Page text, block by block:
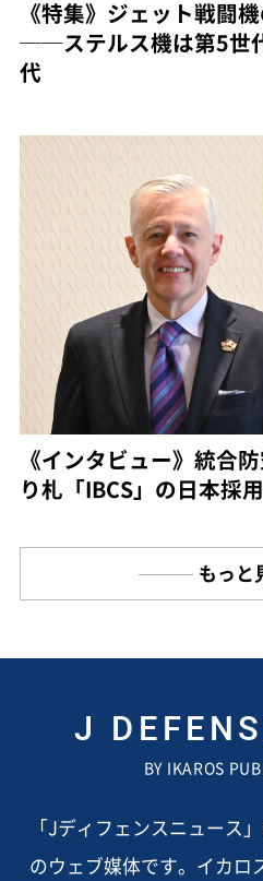
《特集》ジェット戦闘
──ステルス機は第5世
代
《インタビュー》統合
り札「IBCS」の日本採
もっと
J
BY IKAROS
「Jディフェンスニュース
のウェブ媒体です。イカロ